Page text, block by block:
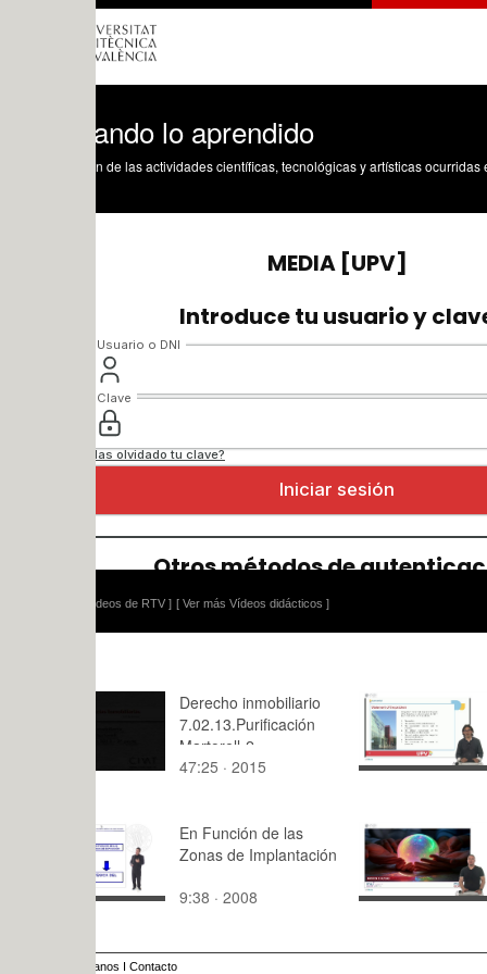
lo aprendido
de las actividades científicas, tecnológicas y artísticas ocurridas en los tres
[ Ver más Vídeos didácticos ]
Derecho inmobiliario
7.02.13.Purificación
47:25 · 2015
An
of their
8:,0 · 2024
En Función de las
Zonas de Implantación
9:38 · 2008
Neuro y
4:06 · 2025